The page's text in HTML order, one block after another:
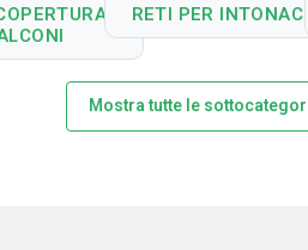
E
RETI PER INTONACO
Mostra tutte le